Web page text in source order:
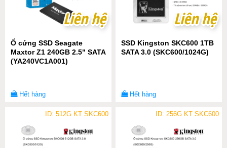
Liên hệ
Liên hệ
Ổ cứng SSD Seagate
Maxtor Z1 240GB 2.5" SATA
(YA240VC1A001)
Hết hàng
Liên hệ
Liên hệ
SSD Kingston SKC600 1TB
SATA 3.0 (SKC600/1024G)
Hết hàng
ID: 512G KT SKC600 ID: 256G KT SKC600